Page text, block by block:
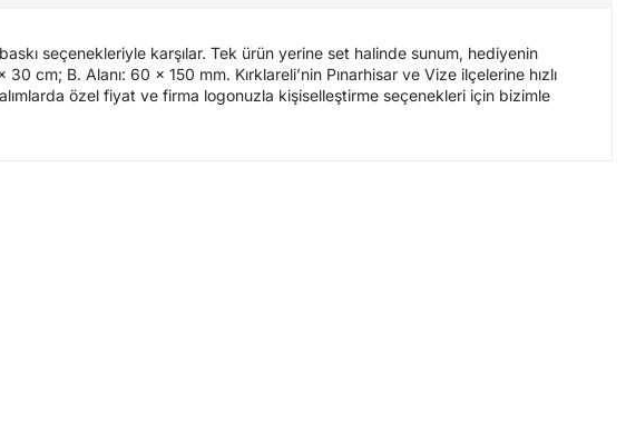
seçenekleriyle karşılar. Tek ürün yerine set halinde sunum, hediyenin
cm; B. Alanı: 60 x 150 mm. Kırklareli’nin Pınarhisar ve Vize ilçelerine hızlı
özel fiyat ve firma logonuzla kişiselleştirme seçenekleri için bizimle